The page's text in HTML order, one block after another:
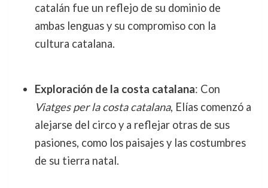
catalán fue un reflejo de su dominio de
ambas lenguas y su compromiso con la
cultura catalana.
Exploración de la costa catalana: Con
Viatges per la costa catalana, Elías comenzó a
alejarse del circo y a reflejar otras de sus
pasiones, como los paisajes y las costumbres
de su tierra natal.